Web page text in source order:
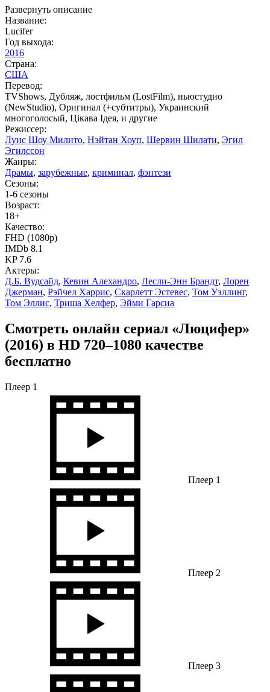
Развернуть описание
Название:
Lucifer
Год выхода:
2016
Страна:
США
Перевод:
TVShows, Дубляж, лостфильм (LostFilm), ньюстудио
(NewStudio), Оригинал (+субтитры), Украинский
многоголосый, Цікава Ідея, и другие
Режиссер:
Луис Шоу Милито, Нэйтан Хоуп, Шервин Шилати, Эгил
Эгилссон
Жанры:
Драмы, зарубежные, криминал, фэнтези
Сезоны:
1-6 сезоны
Возраст:
18+
Качество:
FHD (1080p)
IMDb 8.1
KP 7.6
Актеры:
Д.Б. Вудсайд, Кевин Алехандро, Лесли-Энн Брандт, Лорен
Джерман, Рэйчел Харрис, Скарлетт Эстевес, Том Уэллинг,
Том Эллис, Триша Хелфер, Эйми Гарсиа
Смотреть онлайн сериал «Люцифер»
(2016) в HD 720–1080 качестве
бесплатно
Плеер 1
Плеер 1
Плеер 2
Плеер 3